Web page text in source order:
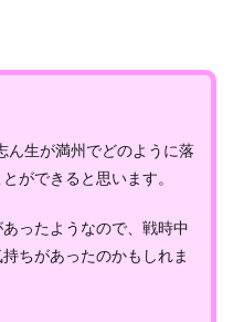
ん生が満州でどのように落
ができると思います。
ったようなので、戦時中
ちがあったのかもしれま